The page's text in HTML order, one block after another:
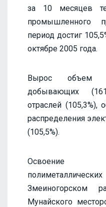
за 10 месяцев
промышленного
период достиг
октябре 2005 года.
Вырос объем
добывающих
отраслей (105,3%),
распределения
(105,5%).
Освоение
Змеиногорском
Мунайского